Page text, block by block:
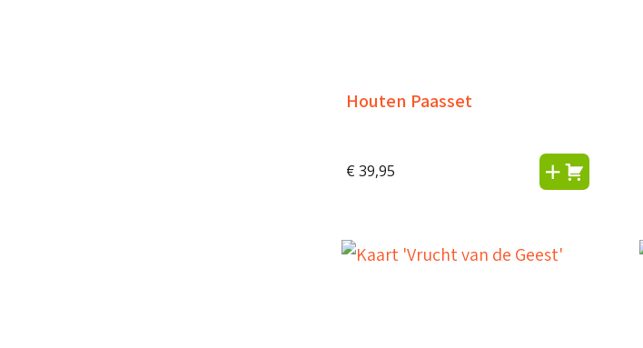
Houten Paasset
€ 39,95